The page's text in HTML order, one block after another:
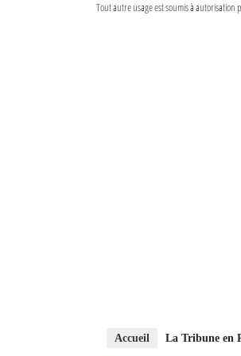
Tout autre usage est soumis à
Accueil La Tribune en